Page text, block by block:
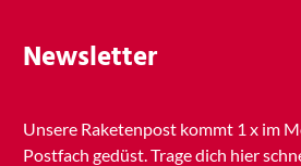
Newsletter
Unsere Raketenpost kommt 1 xim
Postfach gedüst. Trage dich hier